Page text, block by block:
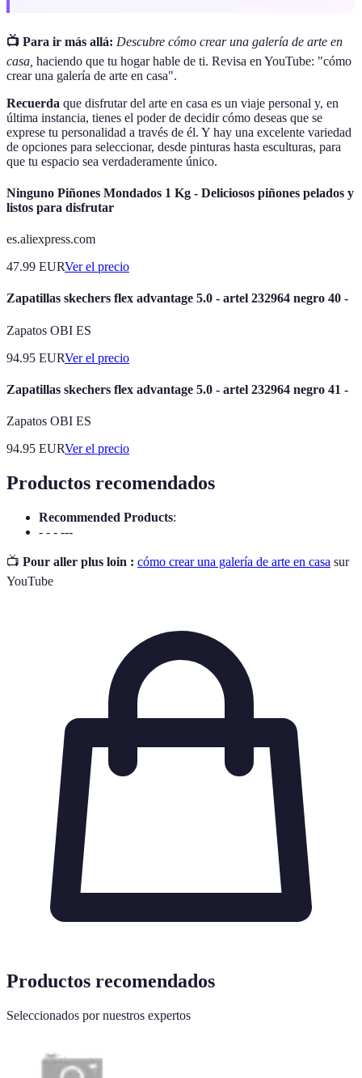
📺 Para ir más allá: Descubre cómo crear una galería de arte en
casa, haciendo que tu hogar hable de ti. Revisa en YouTube: "cómo
crear una galería de arte en casa".
Recuerda que disfrutar del arte en casa es un viaje personal y, en
última instancia, tienes el poder de decidir cómo deseas que se
exprese tu personalidad a través de él. Y hay una excelente variedad
de opciones para seleccionar, desde pinturas hasta esculturas, para
que tu espacio sea verdaderamente único.
Ninguno Piñones Mondados 1 Kg - Deliciosos piñones pelados y
listos para disfrutar
es.aliexpress.com
47.99 EURVer el precio
Zapatillas skechers flex advantage 5.0 - artel 232964 negro 40 -
Zapatos OBI ES
94.95 EURVer el precio
Zapatillas skechers flex advantage 5.0 - artel 232964 negro 41 -
Zapatos OBI ES
94.95 EURVer el precio
Productos recomendados
Recommended Products:
- - - ---
📺 Pour aller plus loin : cómo crear una galería de arte en casa sur
YouTube
Productos recomendados
Seleccionados por nuestros expertos